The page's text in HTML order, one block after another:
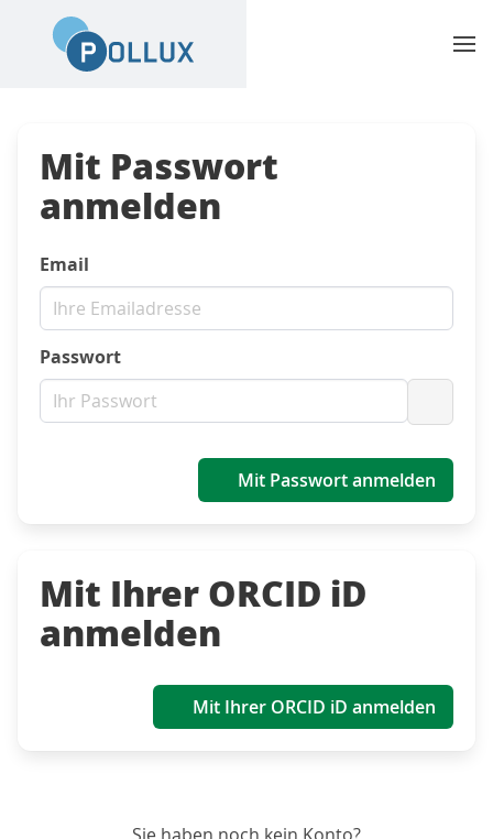
Mit Passwort
anmelden
Email
Passwort
Mit Passwort anmelden
Mit Ihrer ORCID iD
anmelden
Mit Ihrer ORCID iD anmelden